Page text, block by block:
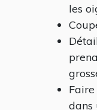
les
dans